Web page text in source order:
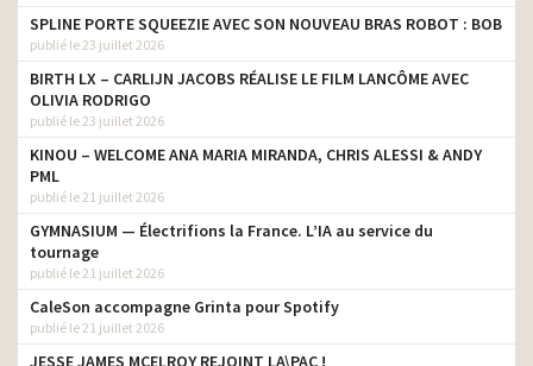
SPLINE PORTE SQUEEZIE AVEC SON NOUVEAU BRAS ROBOT : BOB
publié le 23 juillet 2026
BIRTH LX – CARLIJN JACOBS RÉALISE LE FILM LANCÔME AVEC
OLIVIA RODRIGO
publié le 23 juillet 2026
KINOU – WELCOME ANA MARIA MIRANDA, CHRIS ALESSI & ANDY
PML
publié le 21 juillet 2026
GYMNASIUM — Électrifions la France. L’IA au service du
tournage
publié le 21 juillet 2026
CaleSon accompagne Grinta pour Spotify
publié le 21 juillet 2026
JESSE JAMES MCELROY REJOINT LA\PAC !